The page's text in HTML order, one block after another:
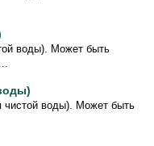
воды). Может быть
чистой воды). Может быть